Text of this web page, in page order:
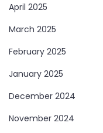
April 2025
March 2025
February 2025
January 2025
December 2024
November 2024